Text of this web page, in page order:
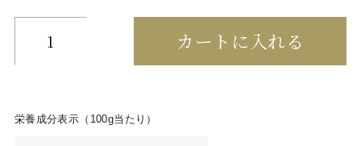
栄養成分表示（100g当たり）